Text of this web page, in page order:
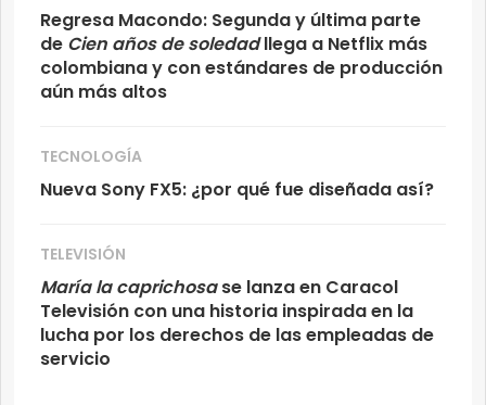
Regresa Macondo: Segunda y última parte
de Cien años de soledadllega a Netflix más
colombiana y con estándares de producción
aún más altos
TECNOLOGÍA
Nueva Sony FX5: ¿por qué fue diseñada así?
TELEVISIÓN
María la caprichosase lanza en Caracol
Televisión con una historia inspirada en la
lucha por los derechos de las empleadas de
servicio